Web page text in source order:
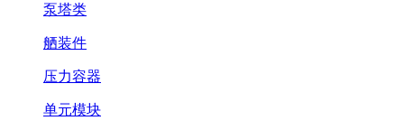
泵塔类
舾装件
压力容器
单元模块